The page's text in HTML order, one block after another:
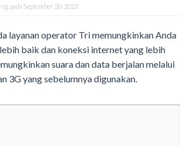
pada September 20, 2023
layanan operator Tri memungkinkan Anda
baik dan koneksi internet yang lebih
suara dan data berjalan melalui
3G yang sebelumnya digunakan.